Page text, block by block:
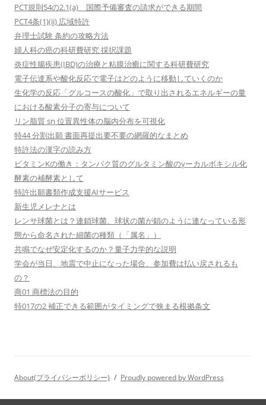
PCT規則54の2.1(a) 国際予備審査の請求ができる期間
PCT4条(1)(ii) 広域特許
弁理士試験 条約の攻略方法
婦人科の癌の科研費研究 採択課題
炎症性腸疾患(IBD)の治療と粘膜治癒に関する科研費研究
電子伝達系や酸化反応で電子はどのように移動していくのか
生化学の反応「グルコースの酸化」で取り出されるエネルギーの量
における酸素分子の寄与について
リン脂質 sn 位置異性体の脳内分布を可視化
特44 分割出願 書面再提出要不要の網羅的なまとめ
特許法の漢字の読み方
ビタミンKの働き：タンパク質のグルタミン酸のγーカルボキシル化
酵素の補酵素として
特許出願書類作成支援AIサービス
新生児メレナとは
レンサ球菌とは？連鎖球菌、球状の菌が鎖のように連なっている形
態から命名された細菌の種類（「属名」）
共鳴でなぜ安定化するのか？量子力学的な説明
学会が当日、地震で中止になった場合、参加費は払い戻されるも
の？
商01 商標法の目的
特017の2 補正できる範囲がタイミングで狭まる根拠条文
About(プライバシーポリシー) Proudly powered by WordPress